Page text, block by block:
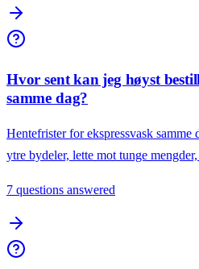
Hvor sent kan jeg høyst
samme dag?
Hentefrister for ekspressvask
ytre bydeler, lette mot tunge
7 questions answered